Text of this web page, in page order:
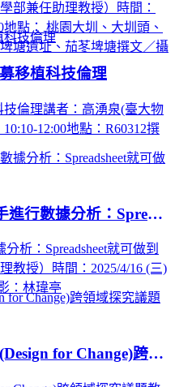
部兼任助理教授）時間：
地點： 桃園大圳、大圳頭、
塘遺址、茄苳埤塘撰文／攝
移植科技倫理
技倫理講者：高湧泉(臺大物
12:00地點：R60312撰
析：Spreadsheet就可做到
析：Spreadsheet就可做到
教授）時間：2025/4/16 (三)
：林瑋亭
Change)跨領域探究議題教學